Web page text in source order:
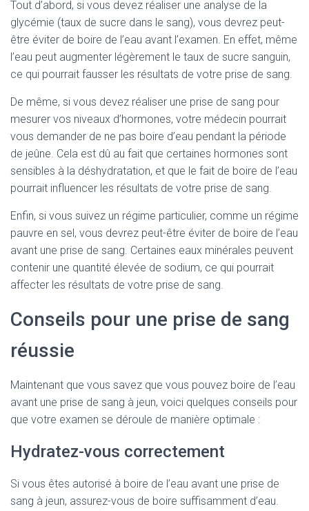
Tout d’abord, si vous devez réaliser une analyse de la
glycémie (taux de sucre dans le sang), vous devrez peut-
être éviter de boire de l’eau avant l’examen. En effet, même
l’eau peut augmenter légèrement le taux de sucre sanguin,
ce qui pourrait fausser les résultats de votre prise de sang.
De même, si vous devez réaliser une prise de sang pour
mesurer vos niveaux d’hormones, votre médecin pourrait
vous demander de ne pas boire d’eau pendant la période
de jeûne. Cela est dû au fait que certaines hormones sont
sensibles à la déshydratation, et que le fait de boire de l’eau
pourrait influencer les résultats de votre prise de sang.
Enfin, si vous suivez un régime particulier, comme un régime
pauvre en sel, vous devrez peut-être éviter de boire de l’eau
avant une prise de sang. Certaines eaux minérales peuvent
contenir une quantité élevée de sodium, ce qui pourrait
affecter les résultats de votre prise de sang.
Conseils pour une prise de sang
réussie
Maintenant que vous savez que vous pouvez boire de l’eau
avant une prise de sang à jeun, voici quelques conseils pour
que votre examen se déroule de manière optimale :
Hydratez-vous correctement
Si vous êtes autorisé à boire de l’eau avant une prise de
sang à jeun, assurez-vous de boire suffisamment d’eau.